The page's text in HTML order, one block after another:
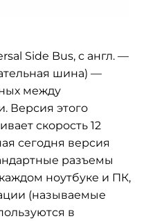
Side Bus, с англ. —
шина) —
между
Версия этого
скорость 12
сегодня версия
разъемы
ноутбуке и ПК,
(называемые
в